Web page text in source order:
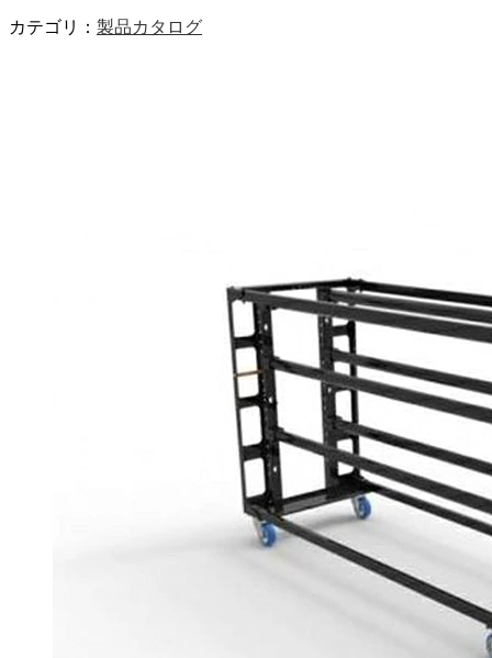
カテゴリ： 製品カタログ